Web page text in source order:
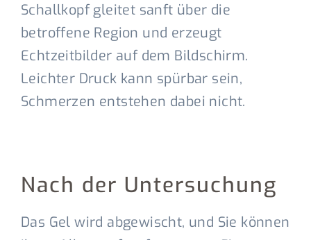
Schallkopf gleitet sanft über die
betroffene Region und erzeugt
Echtzeitbilder auf dem Bildschirm.
Leichter Druck kann spürbar sein,
Schmerzen entstehen dabei nicht.
Nach der Untersuchung
Das Gel wird abgewischt, und Sie können